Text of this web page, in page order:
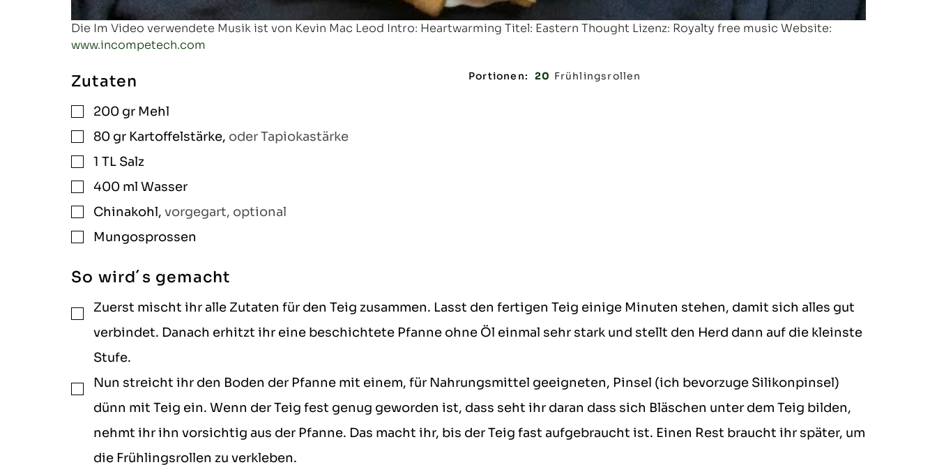
Die Im Video verwendete Musik ist von Kevin Mac Leod Intro: Heartwarming Titel: Eastern Thought Lizenz: Royalty free music Website:
www.incompetech.com
Zutaten
▢
200 gr Mehl
▢
80 gr Kartoffelstärke, oder Tapiokastärke
1 TL Salz
▢
400 ml Wasser
▢
Chinakohl, vorgegart, optional
▢Mungosprossen
Portionen: 20 Frühlingsrollen
So wird´s gemacht
▢
Zuerst mischt ihr alle Zutaten für den Teig zusammen. Lasst den fertigen Teig einige Minuten stehen, damit sich alles gut
verbindet. Danach erhitzt ihr eine beschichtete Pfanne ohne Öl einmal sehr stark und stellt den Herd dann auf die kleinste
Stufe.
▢Nun streicht ihr den Boden der Pfanne mit einem, für Nahrungsmittel geeigneten, Pinsel (ich bevorzuge Silikonpinsel)
dünn mit Teig ein. Wenn der Teig fest genug geworden ist, dass seht ihr daran dass sich Bläschen unter dem Teig bilden,
nehmt ihr ihn vorsichtig aus der Pfanne. Das macht ihr, bis der Teig fast aufgebraucht ist. Einen Rest braucht ihr später, um
die Frühlingsrollen zu verkleben.